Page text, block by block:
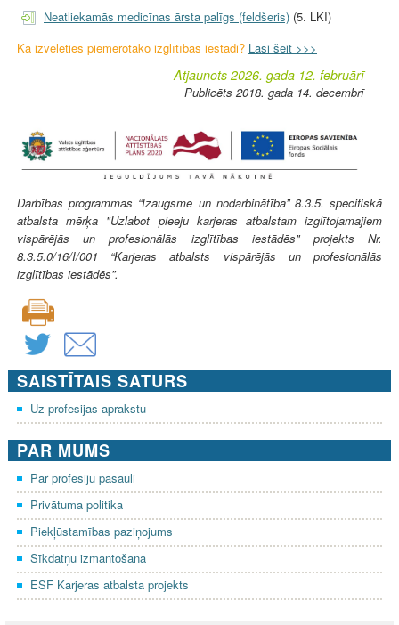
Neatliekamās medicīnas ārsta palīgs (feldšeris) (5. LKI)
Kā izvēlēties piemērotāko izglītības iestādi? Lasi šeit >>>
Atjaunots 2026. gada 12. februārī
Publicēts 2018. gada 14. decembrī
Darbības programmas “Izaugsme un nodarbinātība” 8.3.5. specifiskā
atbalsta mērķa "Uzlabot pieeju karjeras atbalstam izglītojamajiem
vispārējās un profesionālās izglītības iestādēs" projekts Nr.
8.3.5.0/16/I/001 “Karjeras atbalsts vispārējās un profesionālās
izglītības iestādēs”.
SAISTĪTAIS SATURS
Uz profesijas aprakstu
PAR MUMS
Par profesiju pasauli
Privātuma politika
Piekļūstamības paziņojums
Sīkdatņu izmantošana
ESF Karjeras atbalsta projekts